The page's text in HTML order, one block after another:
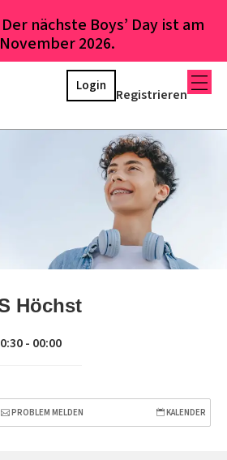
Der nächste Boys’ Day ist am
2026.
Registrieren
Login
Höchst
- 00:00
PROBLEM MELDEN KALENDER